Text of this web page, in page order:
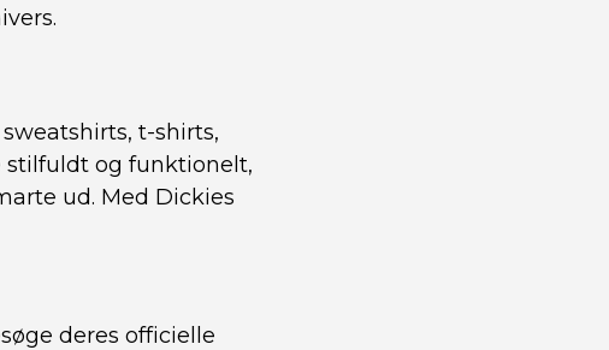
t-shirts,
stilfuldt og funktionelt,
ud. Med Dickies
deres officielle